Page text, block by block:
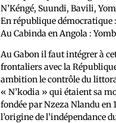
N’Kéngé, Suundi, Bavili,
En république démocratique
Au Cabinda en Angola :
Au Gabon il faut intégrer à
frontaliers avec la
ambition le contrôle du
« N’kodia » qui étaient sa
fondée par Nzeza Nlandu en
l’origine de l’indépendance